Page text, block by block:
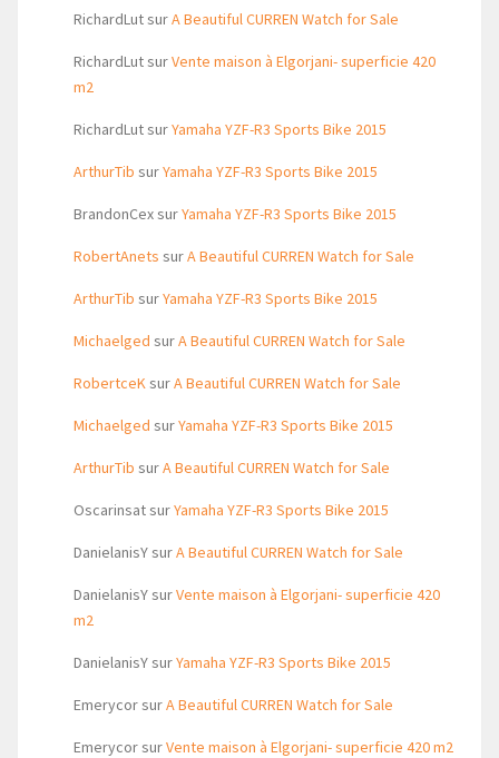
RichardLutsurA Beautiful CURREN Watch for Sale
RichardLutsurVente maison à Elgorjani- superficie 420
m2
RichardLutsurYamaha YZF-R3 Sports Bike 2015
ArthurTib surYamaha YZF-R3 Sports Bike 2015
BrandonCexsurYamaha YZF-R3 Sports Bike 2015
RobertAnets surA Beautiful CURREN Watch for Sale
ArthurTib surYamaha YZF-R3 Sports Bike 2015
Michaelged surA Beautiful CURREN Watch for Sale
RobertceKsurA Beautiful CURREN Watch for Sale
Michaelged surYamaha YZF-R3 Sports Bike 2015
ArthurTib surA Beautiful CURREN Watch for Sale
OscarinsatsurYamaha YZF-R3 Sports Bike 2015
DanielanisYsurA Beautiful CURREN Watch for Sale
DanielanisYsurVente maison à Elgorjani- superficie 420
m2
DanielanisYsurYamaha YZF-R3 Sports Bike 2015
EmerycorsurA Beautiful CURREN Watch for Sale
EmerycorsurVente maison à Elgorjani- superficie 420 m2